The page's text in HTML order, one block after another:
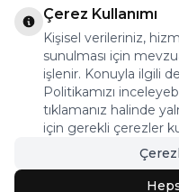
Halı Temizliği Nasıl Yapılır?
Bebek Halı Temizliği Nasıl Yapılır?
7 Adımda Halı Lekesi Çıkarma
Halı Kaydırmaz Ped Nasıl
© 2026 Halı Stores
Bu
Çerez Kullanımı
Kişisel verileriniz,
sunulması için
işlenir. Konuyla ilgili
Politikamızı
tıklamanız halinde
için gerekli çerezler